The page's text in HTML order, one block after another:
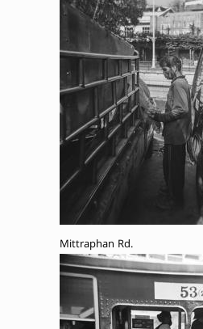
Mittraphan Rd.